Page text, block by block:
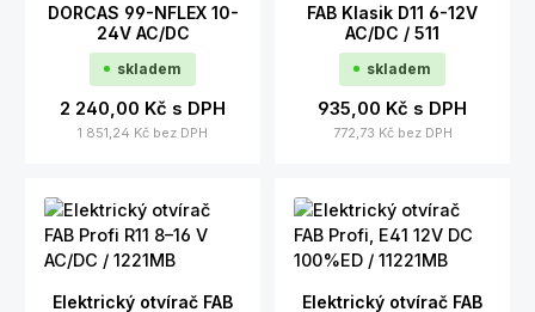
DORCAS 99-NFLEX 10-
24V AC/DC
skladem
2 240,00 Kč s DPH
1 851,24 Kč bez DPH
FAB Klasik D11 6-12V
AC/DC / 511
skladem
935,00 Kč s DPH
772,73 Kč bez DPH
Elektrický otvírač FAB
Elektrický otvírač FAB